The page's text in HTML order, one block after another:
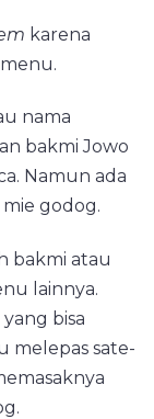
karena
nama
bakmi Jowo
Namun ada
godog.
bakmi atau
lainnya.
bisa
melepas sate-